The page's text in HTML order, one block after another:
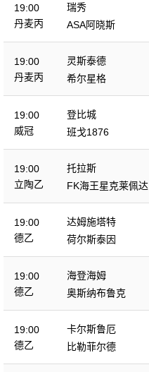
19:00
丹麦丙
瑞秀
ASA阿晓斯
19:00
丹麦丙
灵斯泰德
希尔星格
19:00
威冠
登比城
班戈1876
19:00
立陶乙
托拉斯
FK海王星克莱佩达
19:00
德乙
达姆施塔特
荷尔斯泰因
19:00
德乙
海登海姆
奥斯纳布鲁克
19:00
德乙
卡尔斯鲁厄
比勒菲尔德